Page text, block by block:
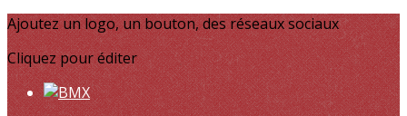
Ajoutez un logo, un bouton, des réseaux sociaux
Cliquez pour éditer